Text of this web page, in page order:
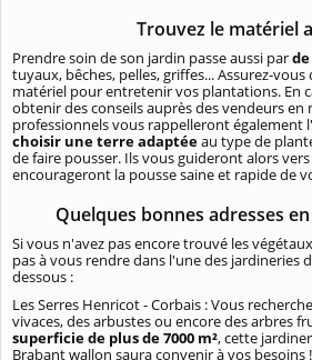
Trouvez le matériel
Prendre soin de son jardin passe aussi par
tuyaux, bêches, pelles, griffes... Assurez-
matériel pour entretenir vos plantations. En
obtenir des conseils auprès des vendeurs en
professionnels vous rappelleront également
choisir une terre adaptéeau type de
de faire pousser. Ils vous guideront alors
encourageront la pousse saine et rapide de
Quelques bonnes adresses
Si vous n'avez pas encore trouvé les
pas à vous rendre dans l'une des jardineries
dessous :
Les Serres Henricot - Corbais : Vous
vivaces, des arbustes ou encore des arbres
superficie de plus de 7000 m², cette
Brabant wallon saura convenir à vos besoins